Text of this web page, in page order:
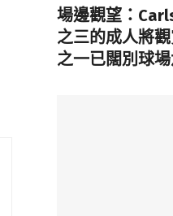
場邊觀望：
之三的成人將
之一已闊別球